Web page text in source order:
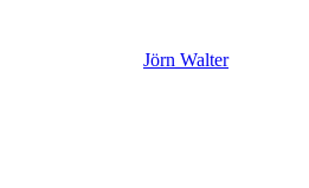
Jörn Walter